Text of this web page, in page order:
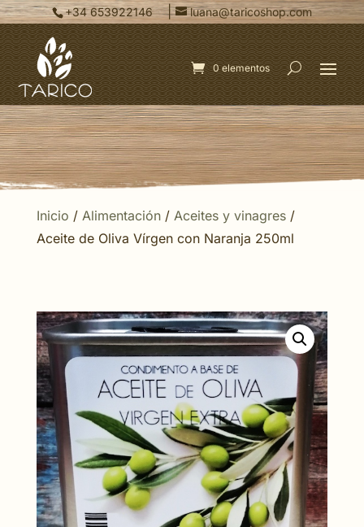
+34 653922146 | luana@taricoshop.com
0 elementos
Inicio / Alimentación/ Aceites y vinagres/
Aceite de Oliva Vírgen con Naranja 250ml